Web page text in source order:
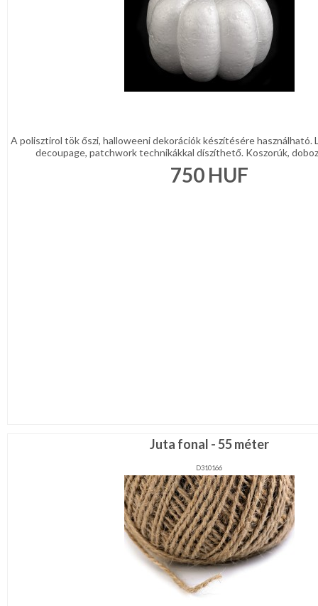
A polisztirol tök őszi, halloweeni dekorációk készítésére használható.
decoupage, patchwork technikákkal díszíthető. Koszorúk,
750HUF
Juta fonal - 55 méter
D310166